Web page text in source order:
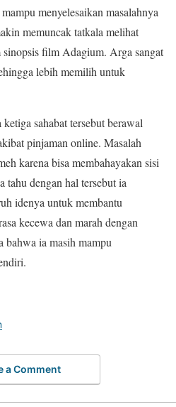
menyelesaikan masalahnya
memuncak tatkala melihat
film Adagium. Arga sangat
lebih memilih untuk
sahabat tersebut berawal
pinjaman online. Masalah
karena bisa membahayakan sisi
tahu dengan hal tersebut ia
idenya untuk membantu
kecewa dan marah dengan
bahwa ia masih mampu
a Comment